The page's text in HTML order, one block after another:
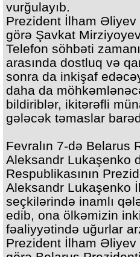
vurğulayıb.
Prezident İlham
görə Şavkat
Telefon söhbəti
arasında dostluq və
sonra da inkişaf
daha da
bildiriblər, ikitərəfli
gələcək təmaslar
Fevralın 7-də Belarus
Aleksandr Lukaşenko
Respublikasının
Aleksandr Lukaşenko
seçkilərində inamlı
edib, ona ölkəmizin
fəaliyyətində uğurlar
Prezident İlham